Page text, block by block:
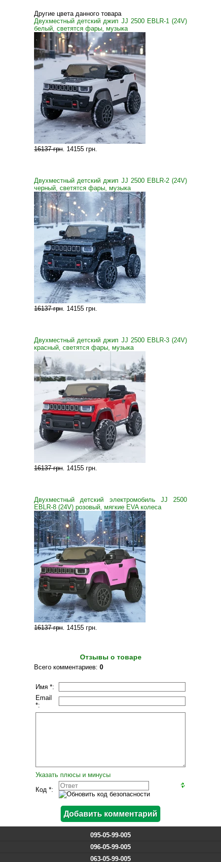
Другие цвета данного товара
Двухместный детский джип JJ 2500 EBLR-1 (24V)
белый, светятся фары, музыка
16137 грн. 14155 грн.
Двухместный детский джип JJ 2500 EBLR-2 (24V)
черный, светятся фары, музыка
16137 грн. 14155 грн.
Двухместный детский джип JJ 2500 EBLR-3 (24V)
красный, светятся фары, музыка
16137 грн. 14155 грн.
Двухместный детский электромобиль JJ 2500
EBLR-8 (24V) розовый, мягкие EVA колеса
16137 грн. 14155 грн.
Отзывы о товаре
Всего комментариев: 0
Имя *:
Email
*:
Указать плюсы и минусы
Код *:
095-05-99-005
096-05-99-005
063-05-99-005